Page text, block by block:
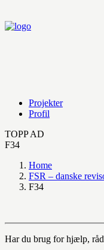
Projekter
Profil
TOPP AD
F34
Home
FSR – danske
F34
Har du brug for hjælp,